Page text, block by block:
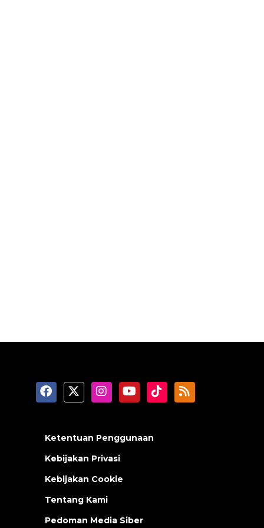
Ketentuan Penggunaan
Kebijakan Privasi
Kebijakan Cookie
Tentang Kami
Pedoman Media Siber